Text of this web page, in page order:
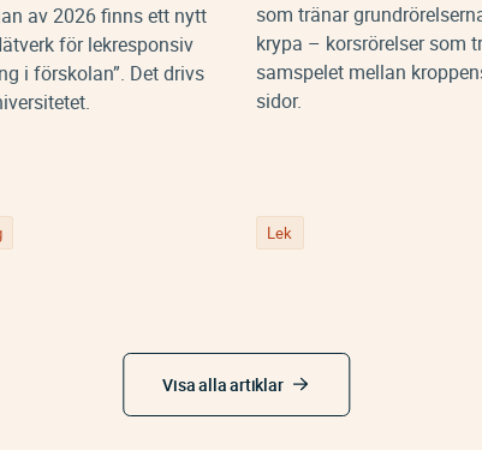
av 2026 finns ett nytt
för lekresponsiv
i förskolan”. Det drivs
som tränar
krypa – korsrörelser som
samspelet mellan
sidor.
Lek
Visa alla artiklar